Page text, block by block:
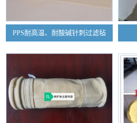
PPS耐高温、耐酸碱针刺过滤毡